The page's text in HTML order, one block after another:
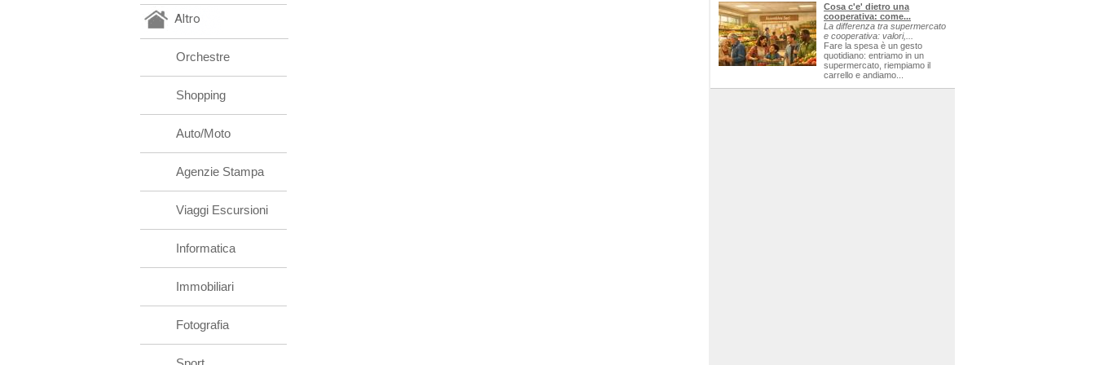
Altro
Orchestre
Shopping
Auto/Moto
Agenzie Stampa
Viaggi Escursioni
Informatica
Immobiliari
Fotografia
Cosa c'e' dietro una
cooperativa: come...
La differenza tra supermercato
e cooperativa: valori,...
Fare la spesa è un gesto
quotidiano: entriamo in un
supermercato, riempiamo il
carrello e andiamo...